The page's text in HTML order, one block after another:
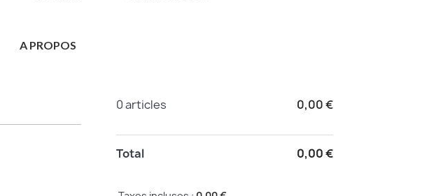
A PROPOS
0 articles 0,00 €
Total 0,00 €